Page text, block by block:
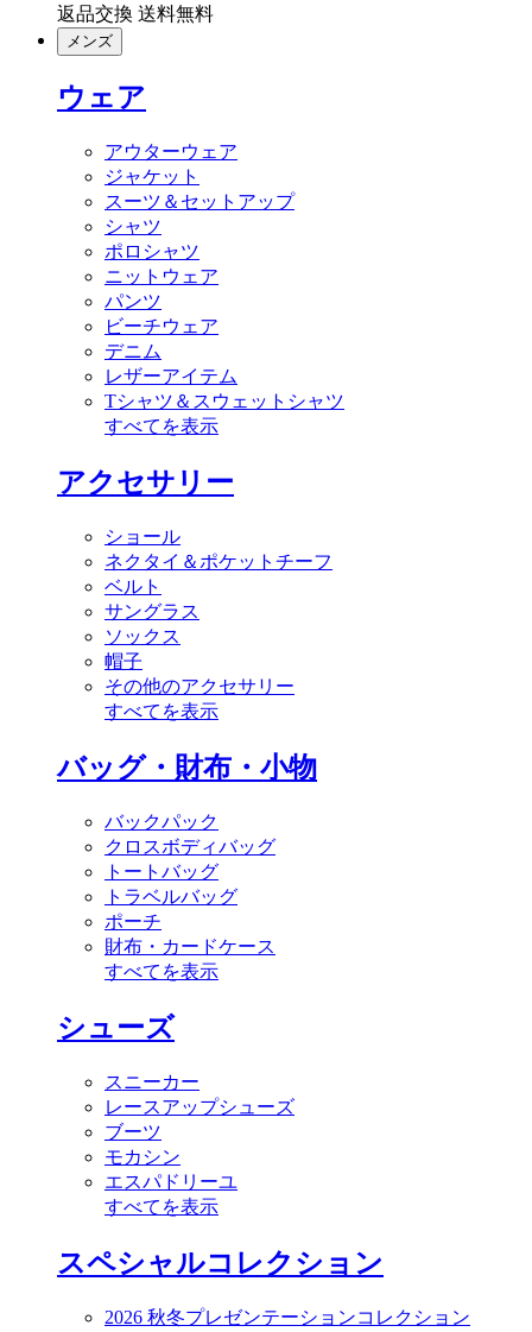
返品交換 送料無料
メンズ
ウェア
アウターウェア
ジャケット
スーツ＆セットアップ
シャツ
ポロシャツ
ニットウェア
パンツ
ビーチウェア
デニム
レザーアイテム
Tシャツ＆スウェットシャツ
すべてを表示
アクセサリー
ショール
ネクタイ＆ポケットチーフ
ベルト
サングラス
ソックス
帽子
その他のアクセサリー
すべてを表示
バッグ・財布・小物
バックパック
クロスボディバッグ
トートバッグ
トラベルバッグ
ポーチ
財布・カードケース
すべてを表示
シューズ
スニーカー
レースアップシューズ
ブーツ
モカシン
エスパドリーユ
すべてを表示
スペシャルコレクション
2026 秋冬プレゼンテーションコレクション